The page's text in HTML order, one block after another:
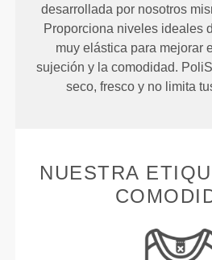
desarrollada por nosotros
Proporciona niveles ideales
muy elástica para mejorar
sujeción y la comodidad.
seco, fresco y no limita
NUESTRA